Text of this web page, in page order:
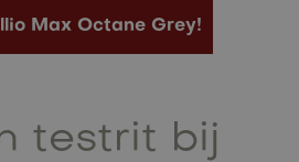
Max Octane Grey!
testrit bij